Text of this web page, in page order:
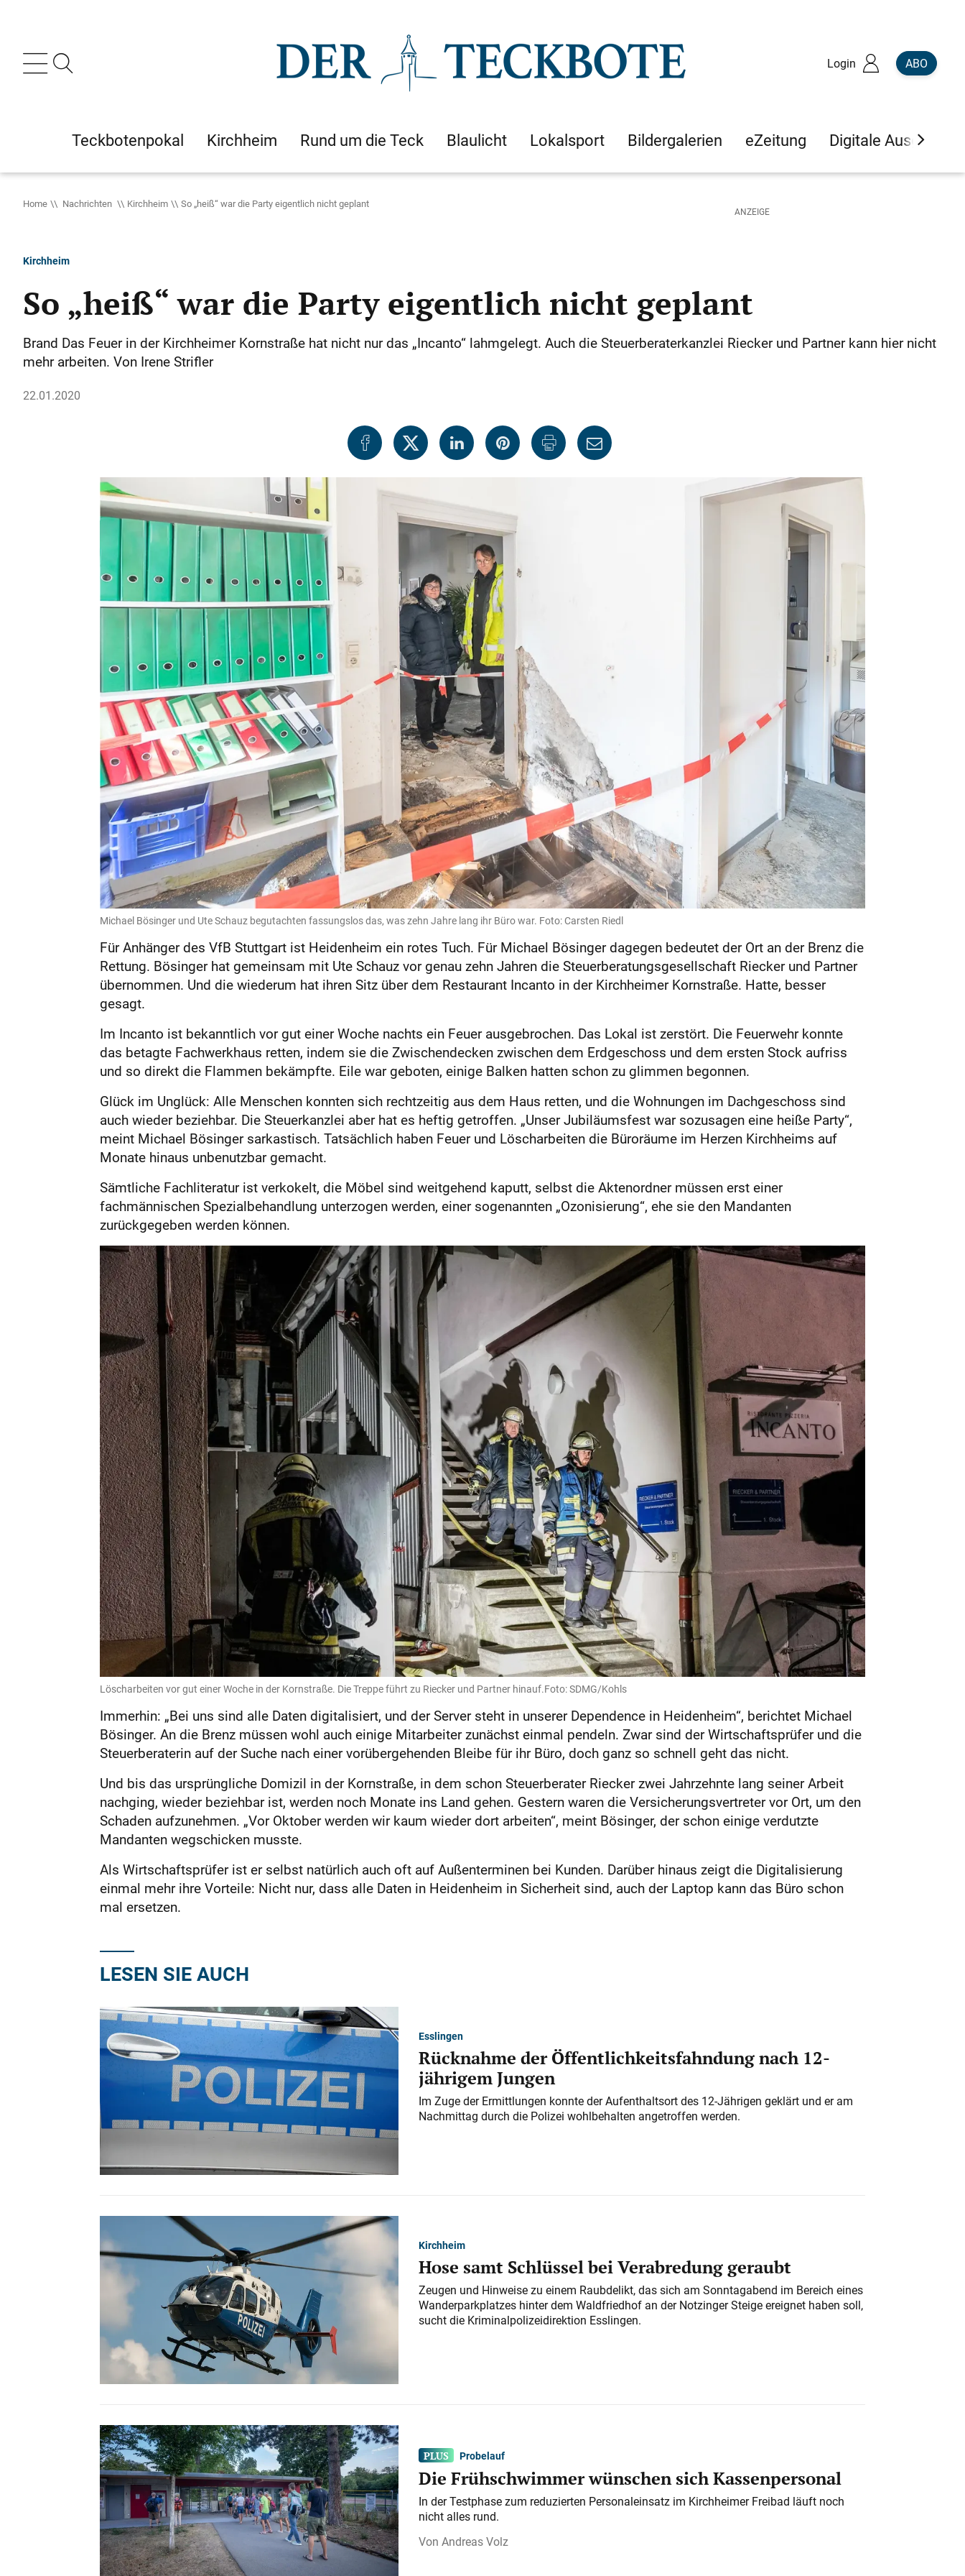
Login ABO
Teckbotenpokal Kirchheim Rund um die Teck Blaulicht Lokalsport Bildergalerien eZeitung Digitale Ausgaben
Home Nachrichten Kirchheim So „heiß“ war die Party eigentlich nicht geplant
Kirchheim
So „heiß“ war die Party eigentlich nicht geplant
Brand Das Feuer in der Kirchheimer Kornstraße hat nicht nur das „Incanto“ lahmgelegt. Auch die Steuerberaterkanzlei Riecker und Partner kann hier nicht
mehr arbeiten. Von Irene Strifler
22.01.2020
Michael Bösinger und Ute Schauz begutachten fassungslos das, was zehn Jahre lang ihr Büro war. Foto: Carsten Riedl
Für Anhänger des VfB Stutt­gart ist Heidenheim ein rotes Tuch. Für Michael Bösinger dagegen bedeutet der Ort an der Brenz die
Rettung. Bösinger hat gemeinsam mit Ute Schauz vor genau zehn Jahren die Steuerberatungsgesellschaft Riecker und Partner
übernommen. Und die wiederum hat ihren Sitz über dem Res­taurant Incanto in der Kirchheimer Kornstraße. Hatte, besser
gesagt.
Im Incanto ist bekanntlich vor gut einer Woche nachts ein Feuer ausgebrochen. Das Lokal ist zerstört. Die Feuerwehr konnte
das betagte Fachwerkhaus retten, indem sie die Zwischendecken zwischen dem Erdgeschoss und dem ersten Stock aufriss
und so direkt die Flammen bekämpfte. Eile war geboten, einige Balken hatten schon zu glimmen begonnen.
Glück im Unglück: Alle Menschen konnten sich rechtzeitig aus dem Haus retten, und die Wohnungen im Dachgeschoss sind
auch wieder beziehbar. Die Steuerkanzlei aber hat es heftig getroffen. „Unser Jubiläumsfest war sozusagen eine heiße Party“,
meint Michael Bösinger sarkastisch. Tatsächlich haben Feuer und Löscharbeiten die Büroräume im Herzen Kirchheims auf
Monate hinaus unbenutzbar gemacht.
Sämtliche Fachliteratur ist verkokelt, die Möbel sind weitgehend kaputt, selbst die Aktenordner müssen erst einer
fachmännischen Spezialbehandlung unterzogen werden, einer sogenannten „Ozonisierung“, ehe sie den Mandanten
zurückgegeben werden können.
Löscharbeiten vor gut einer Woche in der Kornstraße. Die Treppe führt zu Riecker und Partner hinauf.Foto: SDMG/Kohls
Immerhin: „Bei uns sind alle Daten digitalisiert, und der Server steht in unserer Dependence in Heidenheim“, berichtet Michael
Bösinger. An die Brenz müssen wohl auch einige Mitarbeiter zunächst einmal pendeln. Zwar sind der Wirtschaftsprüfer und die
Steuerberaterin auf der Suche nach einer vorübergehenden Bleibe für ihr Büro, doch ganz so schnell geht das nicht.
Und bis das ursprüngliche Domizil in der Kornstraße, in dem schon Steuerberater Riecker zwei Jahrzehnte lang seiner Arbeit
nachging, wieder beziehbar ist, werden noch Monate ins Land gehen. Ges­tern waren die Versicherungsvertreter vor Ort, um den
Schaden aufzunehmen. „Vor Oktober werden wir kaum wieder dort arbeiten“, meint Bösinger, der schon einige verdutzte
Mandanten wegschicken musste.
Als Wirtschaftsprüfer ist er selbst natürlich auch oft auf Außenterminen bei Kunden. Darüber hinaus zeigt die Digitalisierung
einmal mehr ihre Vorteile: Nicht nur, dass alle Daten in Heidenheim in Sicherheit sind, auch der Laptop kann das Büro schon
mal ersetzen.
LESEN SIE AUCH
Esslingen
Rücknahme der Öffentlichkeitsfahndung nach 12-
jährigem Jungen
Im Zuge der Ermittlungen konnte der Aufenthaltsort des 12-Jährigen geklärt und er am
Nachmittag durch die Polizei wohlbehalten angetroffen werden.
Kirchheim
Hose samt Schlüssel bei Verabredung geraubt
Zeugen und Hinweise zu einem Raubdelikt, das sich am Sonntagabend im Bereich eines
Wanderparkplatzes hinter dem Waldfriedhof an der Notzinger Steige ereignet haben soll,
sucht die Kriminalpolizeidirektion Esslingen.
Probelauf
Die Frühschwimmer wünschen sich Kassenpersonal
In der Testphase zum reduzierten Personaleinsatz im Kirchheimer Freibad läuft noch
nicht alles rund.
Andreas Volz